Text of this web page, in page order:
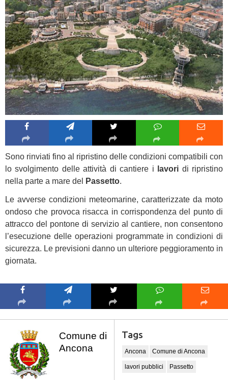
Sono rinviati fino al ripristino delle condizioni compatibili con
lo svolgimento delle attività di cantiere i
lavori di ripristino
nella parte a mare del
Passetto.
Le avverse condizioni meteomarine, caratterizzate da moto
ondoso che provoca risacca in corrispondenza del punto di
attracco del pontone di servizio al cantiere, non consentono
l’esecuzione delle operazioni programmate in condizioni di
sicurezza. Le previsioni danno un ulteriore peggioramento in
giornata.
Comune di
Ancona
Tags
Ancona Comune di Ancona
lavori pubblici Passetto